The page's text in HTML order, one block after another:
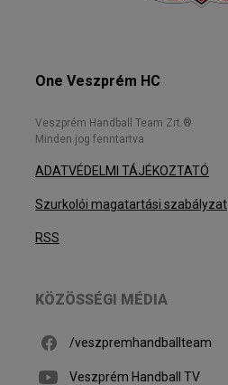
One Veszprém HC
Veszprém Handball Team Zrt.®
Minden jog fenntartva
ADATVÉDELMI TÁJÉKOZTATÓ
Szurkolói magatartási szabályzat
RSS
KÖZÖSSÉGI MÉDIA
/veszpremhandballteam
Veszprém Handball TV